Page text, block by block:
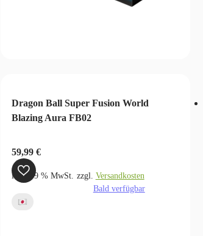
Dragon Ball Super Fusion World
Blazing Aura FB02
59,99 €
inkl. 19 % MwSt. zzgl. Versandkosten
Bald verfügbar